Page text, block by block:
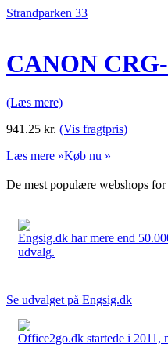
Strandparken 33
CANON
(Læs mere)
941.25 kr. (Vis fragtpris)
Læs mere »Køb nu »
De mest populære webshops
Engsig.dk har mere end
udvalg.
Se udvalget på Engsig.dk
Office2go.dk startede i 2011,